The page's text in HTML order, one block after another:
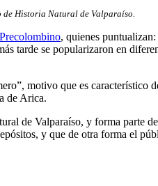
Historia Natural de Valparaíso.
, quienes puntualizan:
tarde se popularizaron en
motivo que es
de Arica.
de Valparaíso, y forma parte
y que de otra forma el